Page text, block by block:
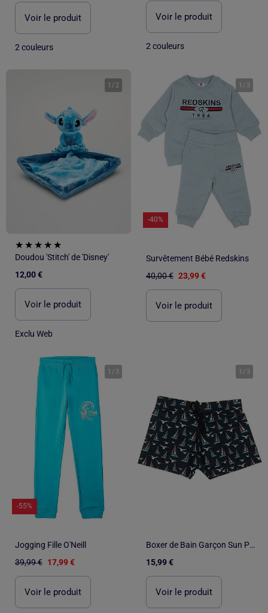
Voir le produit
2 couleurs
Voir le produit
2 couleurs
1 / 2
Doudou 'Stitch' de 'Disney'
12,00 €
Voir le produit
Exclu Web
1 / 3
-40%
Survêtement Bébé Redskins
40,00 € 23,99 €
Voir le produit
1 / 3
-55%
Jogging Fille O'Neill
39,99 € 17,99 €
Voir le produit
1 / 3
Boxer de Bain Garçon Sun Project
15,99 €
Voir le produit